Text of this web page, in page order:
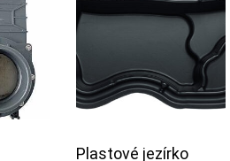
Plastové jezírko